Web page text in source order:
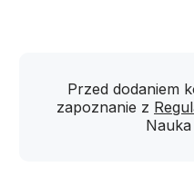
Przed dodaniem
zapoznanie z